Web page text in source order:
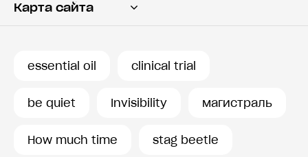
Карта сайта
essential oil clinical trial
be quiet Invisibility магистраль
How much time stag beetle